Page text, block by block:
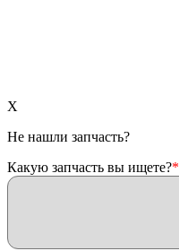
X
Не нашли запчасть?
Какую запчасть вы ищете?*